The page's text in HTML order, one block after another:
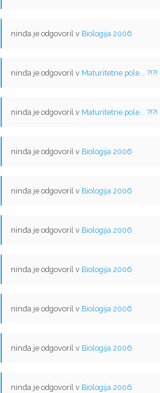
ninđa je odgovoril v Biologija 2006
ninđa je odgovoril v Maturitetne pole... ?!?!
ninđa je odgovoril v Maturitetne pole... ?!?!
ninđa je odgovoril v Biologija 2006
ninđa je odgovoril v Biologija 2006
ninđa je odgovoril v Biologija 2006
ninđa je odgovoril v Biologija 2006
ninđa je odgovoril v Biologija 2006
ninđa je odgovoril v Biologija 2006
ninđa je odgovoril v Biologija 2006